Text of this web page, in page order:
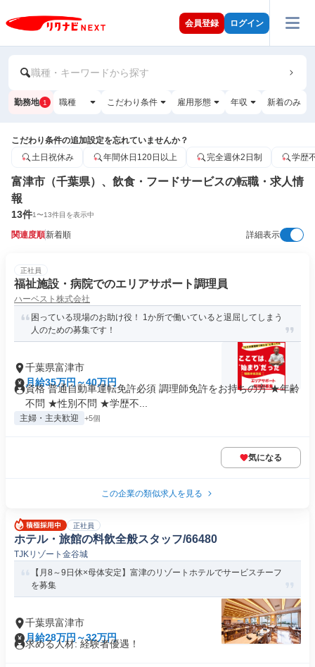
会員登録 ログイン
職種・キーワードから探す
勤務地 1 職種 こだわり条件 雇用形態 年収 新着のみ
こだわり条件の追加設定を忘れていませんか？
土日祝休み
年間休日120日以上 完全週休2日制 学歴
富津市（千葉県）、飲食・フードサービスの転職・求人情
報
13件1〜13件目を表示中
関連度順新着順 詳細表示
正社員
福祉施設・病院でのエリアサポート調理員
ハーベスト株式会社
困っている現場のお助け役！ 1か所で働いていると退屈してしまう
人のための募集です！
千葉県富津市
月給35万円～40万円
資格 普通自動車運転免許必須 調理師免許をお持ちの方 ★年齢
不問 ★性別不問 ★学歴不...
主婦・主夫歓迎 +5個
気になる
この企業の類似求人を見る
正社員
ホテル・旅館の料飲全般スタッフ/66480
TJKリゾート金谷城
【月8～9日休×母体安定】富津のリゾートホテルでサービスチーフ
を募集
千葉県富津市
月給28万円～32万円
求める人材: 経験者優遇！